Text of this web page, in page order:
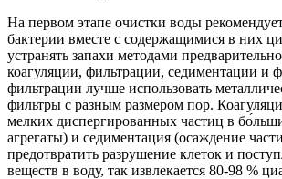
На первом этапе очистки воды
бактерии вместе с содержащимися в них
устранять запахи методами
коагуляции, фильтрации, седиментации и
фильтрации лучше использовать
фильтры с разным размером пор.
мелких диспергированных частиц в
агрегаты) и седиментация (осаждение
предотвратить разрушение клеток и
веществ в воду, так извлекается 80-98 %